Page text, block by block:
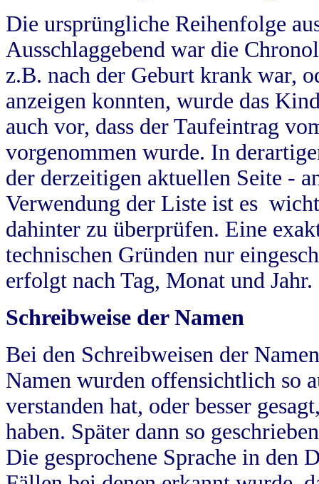
Die ursprüngliche Reihenfolge
Ausschlaggebend war die
z.B. nach der Geburt krank war,
anzeigen konnten, wurde das
auch vor, dass der Taufeintrag
vorgenommen wurde. In
der derzeitigen aktuellen Seite -
Verwendung der Liste ist es
dahinter zu überprüfen. Eine
technischen Gründen nur
erfolgt nach Tag, Monat und Jahr.
Schreibweise der Namen
Bei den Schreibweisen der
Namen wurden offensichtlich so
verstanden hat, oder besser
haben. Später dann so
Die gesprochene Sprache in